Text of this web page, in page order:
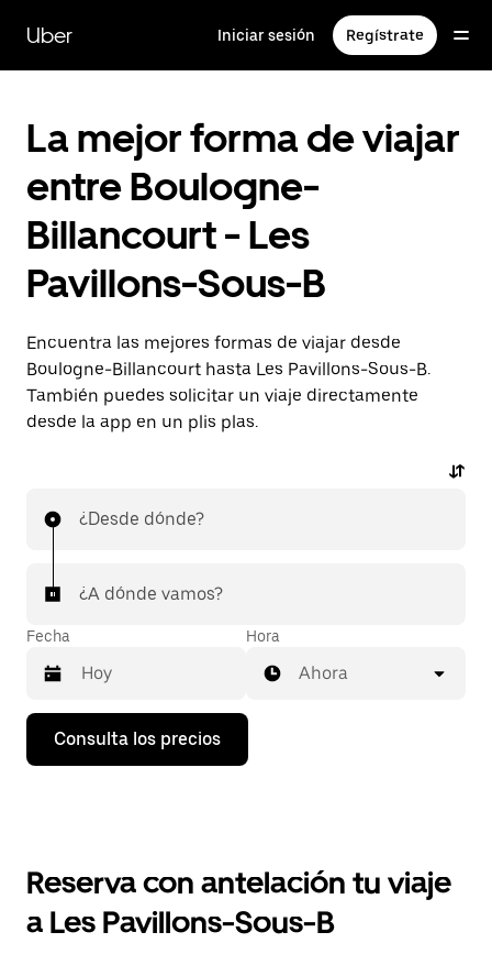
contenido
principal
Uber Iniciar sesión Regístrate
La mejor forma de viajar
entre Boulogne-
Billancourt - Les
Pavillons-Sous-B
Encuentra las mejores formas de viajar desde
Boulogne-Billancourt hasta Les Pavillons-Sous-B.
También puedes solicitar un viaje directamente
desde la app en un plis plas.
¿Desde dónde?
¿A dónde vamos?
Fecha
Pulsa
flecha
calendario
seleccionar
Hora
Ahora
Consulta los precios
Reserva con antelación tu viaje
a Les Pavillons-Sous-B